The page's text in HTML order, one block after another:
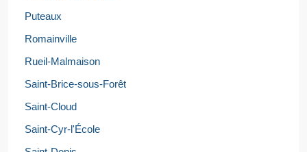
Puteaux
Romainville
Rueil-Malmaison
Saint-Brice-sous-Forêt
Saint-Cloud
Saint-Cyr-l'École